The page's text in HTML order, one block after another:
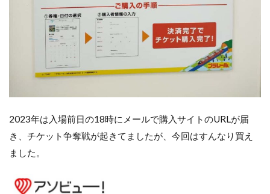
2023年は入場前日の18時にメールで購入サイトのURLが届
き、チケット争奪戦が起きてましたが、今回はすんなり買え
ました。